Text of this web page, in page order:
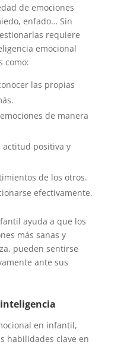
de emociones
enfado… Sin
requiere
emocional
como:
las propias
de manera
positiva y
de los otros.
efectivamente.
ayuda a que los
más sanas y
pueden sentirse
ante sus
inteligencia
en infantil,
habilidades clave en